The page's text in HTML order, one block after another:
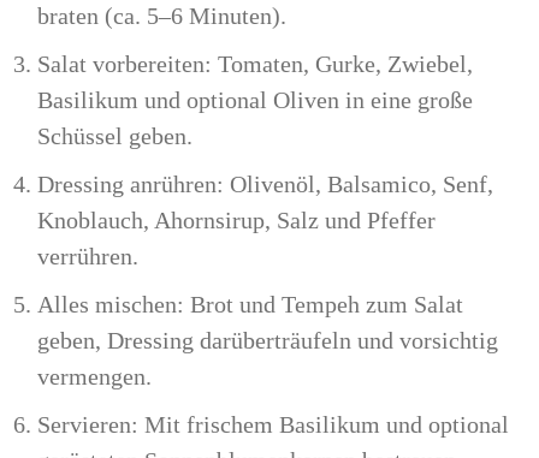
braten (ca. 5–6 Minuten).
Salat vorbereiten: Tomaten, Gurke, Zwiebel,
Basilikum und optional Oliven in eine große
Schüssel geben.
Dressing anrühren: Olivenöl, Balsamico, Senf,
Knoblauch, Ahornsirup, Salz und Pfeffer
verrühren.
Alles mischen: Brot und Tempeh zum Salat
geben, Dressing darüberträufeln und vorsichtig
vermengen.
Servieren: Mit frischem Basilikum und optional